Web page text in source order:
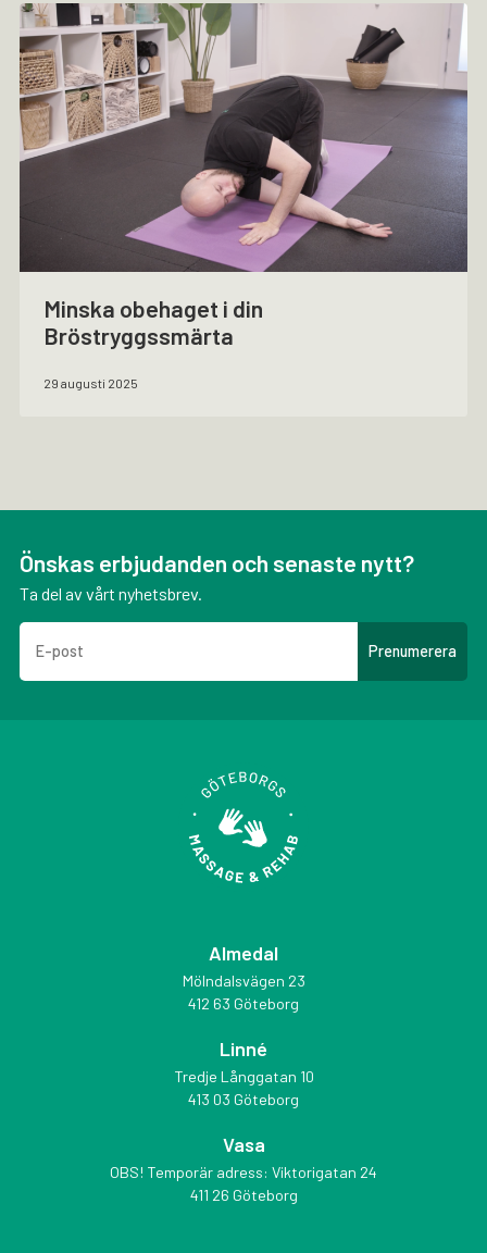
Minska obehaget i din
Bröstryggssmärta
29 augusti 2025
Önskas erbjudanden och senaste nytt?
Ta del av vårt nyhetsbrev.
Almedal
Mölndalsvägen 23
412 63 Göteborg
Linné
Tredje Långgatan 10
413 03 Göteborg
Vasa
OBS! Temporär adress: Viktorigatan 24
411 26 Göteborg